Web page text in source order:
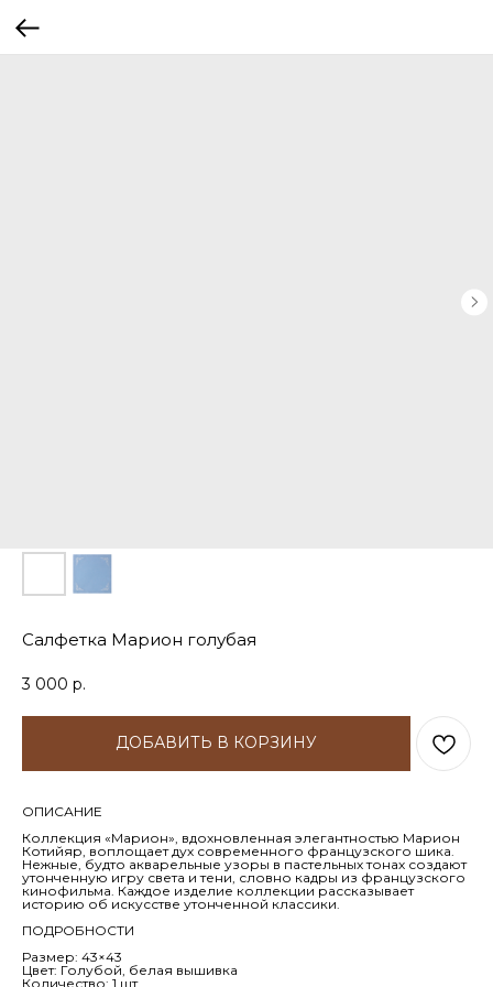
Салфетка Марион голубая
3 000 р.
ДОБАВИТЬ В КОРЗИНУ
ОПИСАНИЕ
Коллекция «Марион», вдохновленная элегантностью Марион
Котийяр, воплощает дух современного французского шика.
Нежные, будто акварельные узоры в пастельных тонах создают
утонченную игру света и тени, словно кадры из французского
кинофильма. Каждое изделие коллекции рассказывает
историю об искусстве утонченной классики.
ПОДРОБНОСТИ
Размер: 43×43
Цвет: Голубой, белая вышивка
Количество: 1 шт